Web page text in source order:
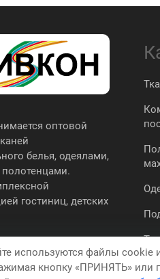
оптовой
белья, одеялами,
гостиниц, детских
используются файлы cookie
кнопку «ПРИНЯТЬ» или